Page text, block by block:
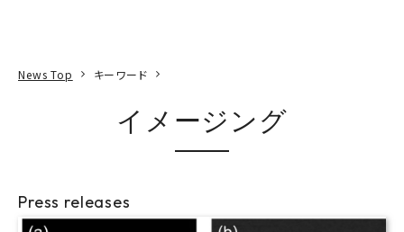
News Top キーワード
イメージング
Press releases